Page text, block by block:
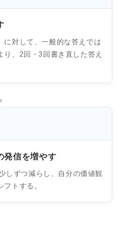
に対して、一般的な答えでは
り、2回・3回書き直した答え
発信を増やす
しずつ減らし、自分の価値観
トする。